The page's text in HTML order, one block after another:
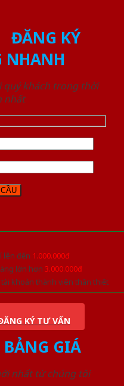
ĐĂNG KÝ
NHANH
quý khách trong thời
nhất
lên đến 1.000.000đ
lớn hơn 3.000.000đ
khoản thành viên thân thiết
KÝ TƯ VẤN
GIÁ
nhất từ chúng tôi